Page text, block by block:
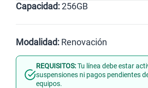
Negro
Capacidad:256GB
256GB
Modalidad: Renovación
Línea Nueva
REQUISITOS:Tu línea debe estar
suspensiones ni pagos pendientes
equipos.